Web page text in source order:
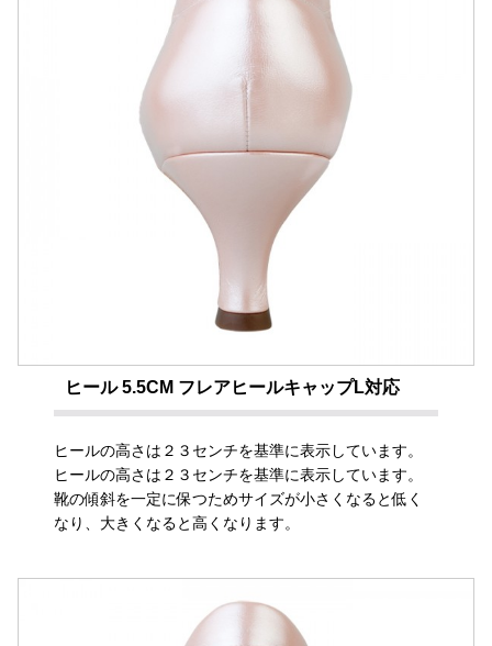
ヒール 5.5CM フレアヒールキャップL対応
ヒールの高さは２３センチを基準に表示しています。
ヒールの高さは２３センチを基準に表示しています。
靴の傾斜を一定に保つためサイズが小さくなると低く
なり、大きくなると高くなります。